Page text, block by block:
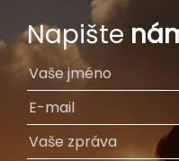
Napište